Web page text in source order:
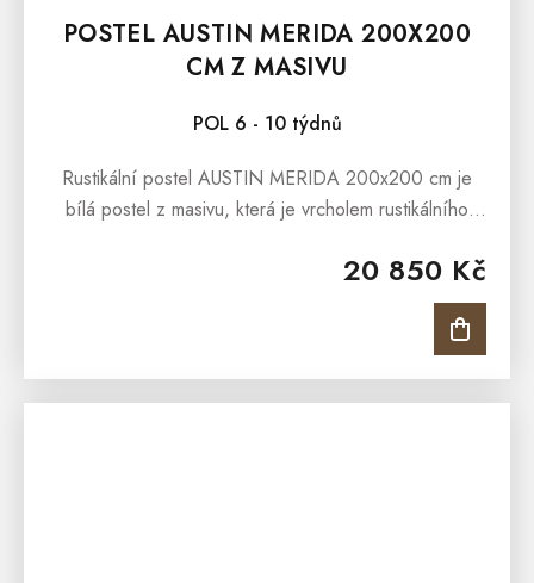
POSTEL AUSTIN MERIDA 200X200
CM Z MASIVU
POL 6 - 10 týdnů
20 850 Kč
Rustikální postel AUSTIN MERIDA 200x200 cm je
bílá postel z masivu, která je vrcholem rustikálního
frézováním, které ozdobí...